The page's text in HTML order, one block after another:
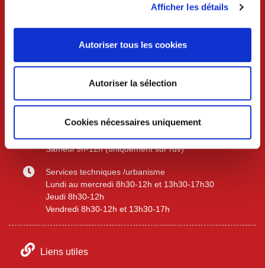
Afficher les détails
Autoriser tous les cookies
Autoriser la sélection
Cookies nécessaires uniquement
BP 74 - 53400 CRAON
Nous contacter
Jeudi 8h30-12h
Vendredi 8h30-12h et 13h30-17h
Samedi 9h-12h (uniquement sur rdv)
Services techniques /urbanisme
Lundi au mercredi 8h30-12h et 13h30-17h30
Jeudi 8h30-12h
Vendredi 8h30-12h et 13h30-17h
Liens utiles